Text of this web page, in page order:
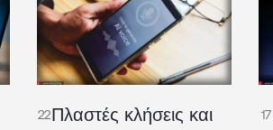
22Πλαστές κλήσεις και
17